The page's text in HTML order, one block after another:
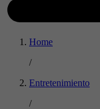
Home
/
Entretenimiento
/